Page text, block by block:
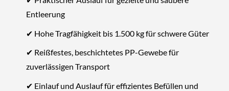
Entleerung
✔ Hohe Tragfähigkeit bis 1.500 kg für schwere Güter
✔ Reißfestes, beschichtetes PP-Gewebe für
zuverlässigen Transport
✔ Einlauf und Auslauf für effizientes Befüllen und